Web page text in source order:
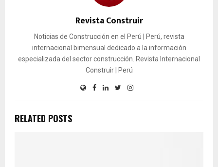
Revista Construir
Noticias de Construcción en el Perú | Perú, revista
internacional bimensual dedicado a la información
especializada del sector construcción. Revista Internacional
Construir | Perú
RELATED POSTS